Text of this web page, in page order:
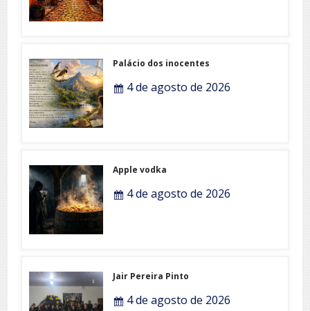
Palácio dos inocentes
4 de agosto de 2026
Apple vodka
4 de agosto de 2026
Jair Pereira Pinto
4 de agosto de 2026